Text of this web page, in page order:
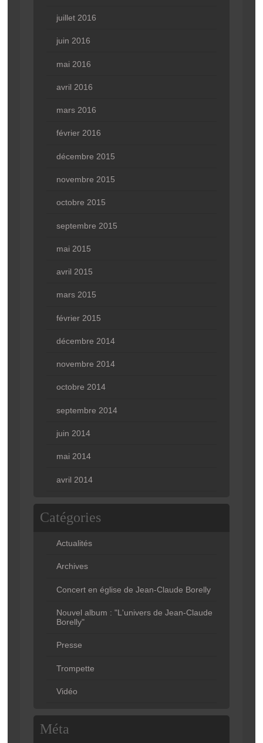
juillet 2016
juin 2016
mai 2016
avril 2016
mars 2016
février 2016
décembre 2015
novembre 2015
octobre 2015
septembre 2015
mai 2015
avril 2015
mars 2015
février 2015
décembre 2014
novembre 2014
octobre 2014
septembre 2014
juin 2014
mai 2014
avril 2014
Catégories
Actualités
Archives
Concert en église de Jean-Claude Borelly
Nouvel album : "L'univers de Jean-Claude
Borelly"
Presse
Trompette
Vidéo
Méta